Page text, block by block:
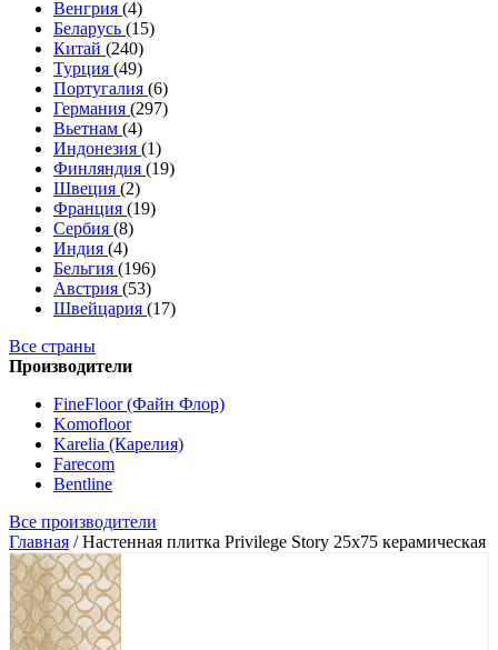
Венгрия (4)
Беларусь (15)
Китай (240)
Турция (49)
Португалия (6)
Германия (297)
Вьетнам (4)
Индонезия (1)
Финляндия (19)
Швеция (2)
Франция (19)
Сербия (8)
Индия (4)
Бельгия (196)
Австрия (53)
Швейцария (17)
Все страны
Производители
FineFloor (Файн Флор)
Komofloor
Karelia (Карелия)
Farecom
Bentline
Все производители
Главная /Настенная плитка Privilege Story 25x75 керамическая